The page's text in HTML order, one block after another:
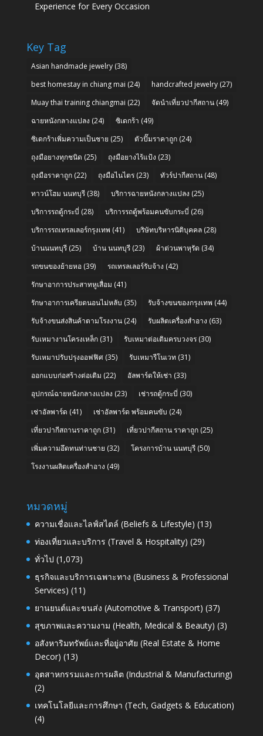
Experience for Every Occasion
Key Tag
Asian handmade jewelry(38)
best homestay in chiang mai (24) handcrafted jewelry(27)
Muay thai training chiangmai (22) จัดนำเที่ยวปากีสถาน(49)
ฉายหนังกลางแปลง (24) ซิเดกร้า (49)
ซิเดกร้าเพิ่มความเป็นชาย (25) ตัวปั๊มราคาถูก(24)
ถุงมือยางทุกชนิด (25) ถุงมือยางไร้แป้ง (23)
ถุงมือราคาถูก(22) ถุงมือไนไตร(23) ทัวร์ปากีสถาน(48)
ทาวน์โฮม นนทบุรี(38) บริการฉายหนังกลางแปลง (25)
บริการรถตู้กระบี่ (28) บริการรถตู้พร้อมคนขับกระบี่ (26)
บริการรถเทรลเลอร์กรุงเทพ (41) บริษัทบริหารนิติบุคคล(28)
บ้านนนทบุรี(25) บ้าน นนทบุรี(23) ผ้าต่วนพาหุรัด (34)
รถขนของย้ายหอ(39) รถเทรลเลอร์รับจ้าง (42)
รักษาอาการประสาทหูเสื่อม (41)
รักษาอาการเครียดนอนไม่หลับ (35) รับจ้างขนของกรุงเทพ (44)
รับจ้างขนส่งสินค้าตามโรงงาน(24) รับผลิตเครื่องสำอาง (63)
รับเหมางานโครงเหล็ก(31) รับเหมาต่อเติมครบวงจร(30)
รับเหมาปรับปรุงออฟฟิศ(35) รับเหมารีโนเวท (31)
ออกแบบก่อสร้างต่อเติม (22) อัลพาร์ดให้เช่า (33)
อุปกรณ์ฉายหนังกลางแปลง (23) เช่ารถตู้กระบี่ (30)
เช่าอัลพาร์ด (41) เช่าอัลพาร์ด พร้อมคนขับ (24)
เที่ยวปากีสถานราคาถูก(31) เที่ยวปากีสถาน ราคาถูก(25)
เพิ่มความอึดทนท่านชาย (32) โครงการบ้าน นนทบุรี(50)
โรงงานผลิตเครื่องสำอาง (49)
หมวดหมู่
ความเชื่อและไลฟ์สไตล์ (Beliefs & Lifestyle) (13)
ท่องเที่ยวและบริการ (Travel & Hospitality) (29)
ทั่วไป (1,073)
ธุรกิจและบริการเฉพาะทาง (Business & Professional
Services) (11)
ยานยนต์และขนส่ง (Automotive & Transport) (37)
สุขภาพและความงาม (Health, Medical & Beauty) (3)
อสังหาริมทรัพย์และที่อยู่อาศัย (Real Estate & Home
Decor) (13)
อุตสาหกรรมและการผลิต (Industrial & Manufacturing)
(2)
เทคโนโลยีและการศึกษา (Tech, Gadgets & Education)
(4)